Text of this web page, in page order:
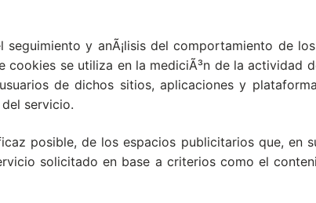
y anÃ¡lisis del comportamiento de
cookies se utiliza en la mediciÃ³n de la actividad
de dichos sitios, aplicaciones y
servicio.
posible, de los espacios publicitarios que, en
solicitado en base a criterios como el